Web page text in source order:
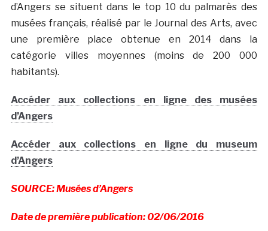
d’Angers se situent dans le top 10 du palmarès des
musées français, réalisé par le Journal des Arts, avec
une première place obtenue en 2014 dans la
catégorie villes moyennes (moins de 200 000
habitants).
Accéder aux collections en ligne des musées
d’Angers
Accéder aux collections en ligne du museum
d’Angers
SOURCE: Musées d’Angers
Date de première publication: 02/06/2016